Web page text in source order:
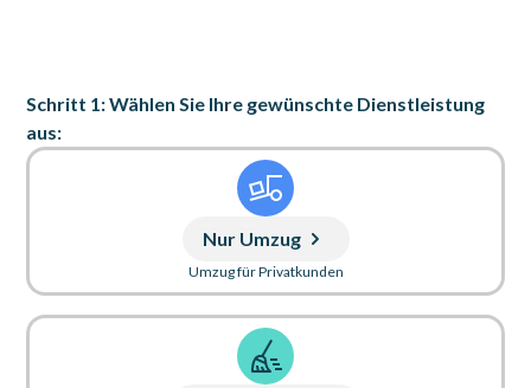
Schritt 1: Wählen Sie Ihre gewünschte Dienstleistung
aus:
Nur Umzug
Umzug für Privatkunden